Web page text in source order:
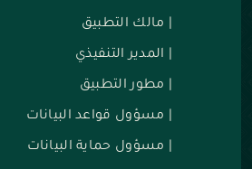
مالك التطبيق
المدير التنفيذي
مطور التطبيق
مسؤول قواعد البيانات
مسؤول حماية البيانات